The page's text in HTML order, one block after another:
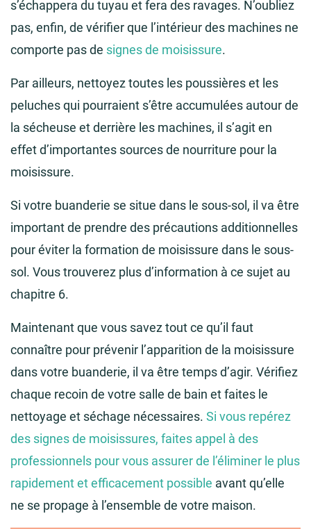
s’échappera du tuyau et fera des ravages. N’oubliez
pas, enfin, de vérifier que l’intérieur des machines ne
comporte pas de signes de moisissure.
Par ailleurs, nettoyez toutes les poussières et les
peluches qui pourraient s’être accumulées autour de
la sécheuse et derrière les machines, il s’agit en
effet d’importantes sources de nourriture pour la
moisissure.
Si votre buanderie se situe dans le sous-sol, il va être
important de prendre des précautions additionnelles
pour éviter la formation de moisissure dans le sous-
sol. Vous trouverez plus d’information à ce sujet au
chapitre 6.
Maintenant que vous savez tout ce qu’il faut
connaître pour prévenir l’apparition de la moisissure
dans votre buanderie, il va être temps d’agir. Vérifiez
chaque recoin de votre salle de bain et faites le
nettoyage et séchage nécessaires. Si vous repérez
des signes de moisissures, faites appel à des
professionnels pour vous assurer de l’éliminer le plus
rapidement et efficacement possible avant qu’elle
ne se propage à l’ensemble de votre maison.